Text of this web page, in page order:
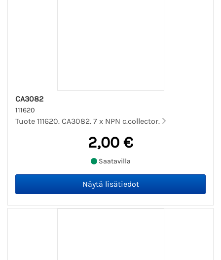
CA3082
111620
Tuote 111620. CA3082. 7 x NPN c.collector.
2,00 €
Saatavilla